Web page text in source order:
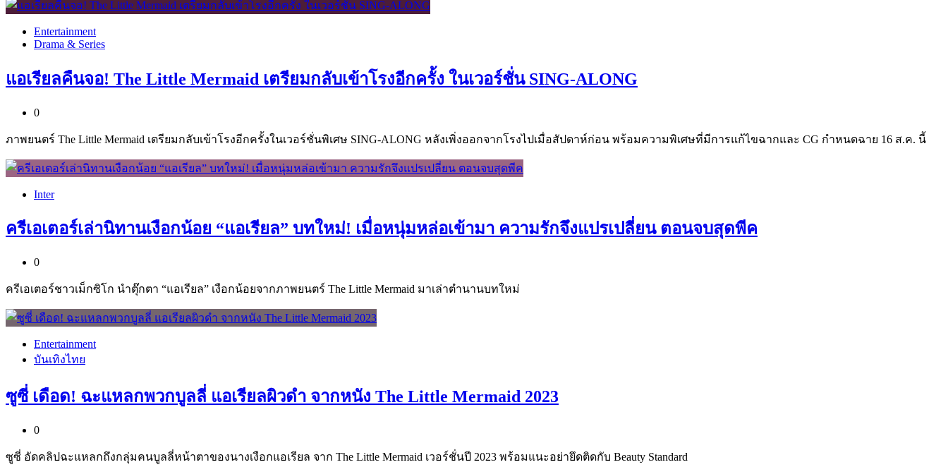
Entertainment
Drama & Series
แอเรียลคืนจอ! The Little Mermaid เตรียมกลับเข้าโรงอีกครั้ง ในเวอร์ชั่น SING-ALONG
0
ภาพยนตร์ The Little Mermaid เตรียมกลับเข้าโรงอีกครั้งในเวอร์ชั่นพิเศษ SING-ALONG หลังเพิ่งออกจากโรงไปเมื่อสัปดาห์ก่อน พร้อมความพิเศษที่มีการแก้ไขฉากและ CG กำหนดฉาย 16 ส.ค. นี้
Inter
ครีเอเตอร์เล่านิทานเงือกน้อย “แอเรียล” บทใหม่! เมื่อหนุ่มหล่อเข้ามา ความรักจึงแปรเปลี่ยน ตอนจบสุดพีค
0
ครีเอเตอร์ชาวเม็กซิโก นำตุ๊กตา “แอเรียล” เงือกน้อยจากภาพยนตร์ The Little Mermaid มาเล่าตำนานบทใหม่
Entertainment
บันเทิงไทย
ซูซี่ เดือด! ฉะแหลกพวกบูลลี่ แอเรียลผิวดำ จากหนัง The Little Mermaid 2023
0
ซูซี่ อัดคลิปฉะแหลกถึงกลุ่มคนบูลลี่หน้าตาของนางเงือกแอเรียล จาก The Little Mermaid เวอร์ชั่นปี 2023 พร้อมแนะอย่ายึดติดกับ Beauty Standard